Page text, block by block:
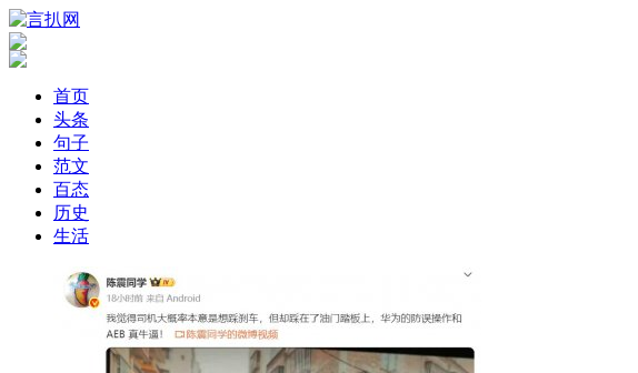
首页
头条
句子
范文
百态
历史
生活